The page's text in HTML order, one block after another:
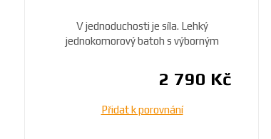
V jednoduchosti je síla. Lehký
jednokomorový batoh s výborným
2 790 Kč
Přidat k porovnání